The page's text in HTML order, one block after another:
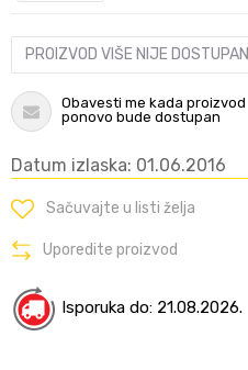
PROIZVOD VIŠE NIJE DOSTUPAN
Obavesti me kada proizvod
ponovo bude dostupan
Datum izlaska: 01.06.2016
Sačuvajte u listi želja
Uporedite proizvod
Isporuka do: 21.08.2026.